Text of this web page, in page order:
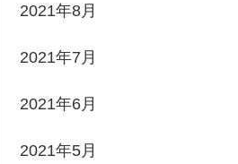
2021年8月
2021年7月
2021年6月
2021年5月